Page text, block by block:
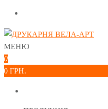
Друкарня ВЕЛА-АРТ
Офсетний, цифровий та
поліграфії онлайн.
МЕНЮ
0
0 ГРН.